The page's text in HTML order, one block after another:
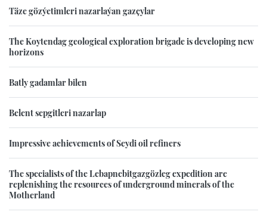
Täze gözýetimleri nazarlaýan gazçylar
The Koytendag geological exploration brigade is developing new
horizons
Batly gadamlar bilen
Belent sepgitleri nazarlap
Impressive achievements of Seydi oil refiners
The specialists of the Lebapnebitgazgözleg expedition are
replenishing the resources of underground minerals of the
Motherland